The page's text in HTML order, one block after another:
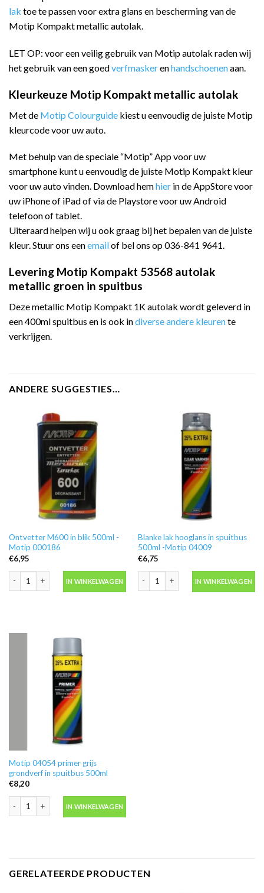
lak toe te passen voor extra glans en bescherming van de
Motip Kompakt metallic autolak.
LET OP: voor een veilig gebruik van Motip autolak raden wij
het gebruik van een goedverfmaskerenhandschoenenaan.
Kleurkeuze Motip Kompakt metallic autolak
Met de Motip Colourguide kiest u eenvoudig de juiste Motip
kleurcode voor uw auto.
Met behulp van de speciale “Motip” App voor uw
smartphone kunt u eenvoudig de juiste Motip Kompakt kleur
voor uw auto vinden. Download hemhier in de AppStore voor
uw iPhone of iPad of via de Playstore voor uw Android
telefoon of tablet.
Uiteraard helpen wij u ook graag bij het bepalen van de juiste
kleur. Stuur ons eenemailof bel ons op 036-841 9641.
Levering Motip Kompakt 53568 autolak
metallic groen in spuitbus
Deze metallic Motip Kompakt 1K autolak wordt geleverd in
een 400ml spuitbus en is ook indiverse andere kleurente
verkrijgen.
ANDERE SUGGESTIES…
Ontvetter M600 in blik 500ml -
Motip 000186
€6,95
IN WINKELWAGEN
Blanke lak hooglans in spuitbus
500ml -Motip 04009
€6,75
IN WINKELWAGEN
Motip 04054 primer grijs
grondverf in spuitbus 500ml
€8,20
Motip 04054 primer grijs grondverf in spuitbus 500ml aantal
IN WINKELWAGEN
GERELATEERDE PRODUCTEN